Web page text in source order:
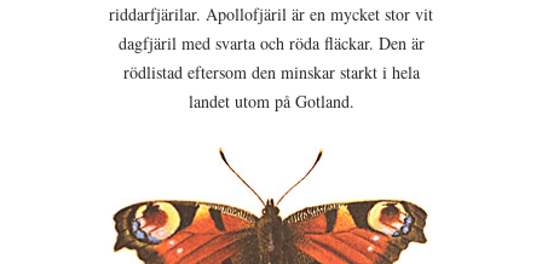
riddarfjärilar. Apollofjäril är en mycket stor vit
dagfjäril med svarta och röda fläckar. Den är
rödlistad eftersom den minskar starkt i hela
landet utom på Gotland.